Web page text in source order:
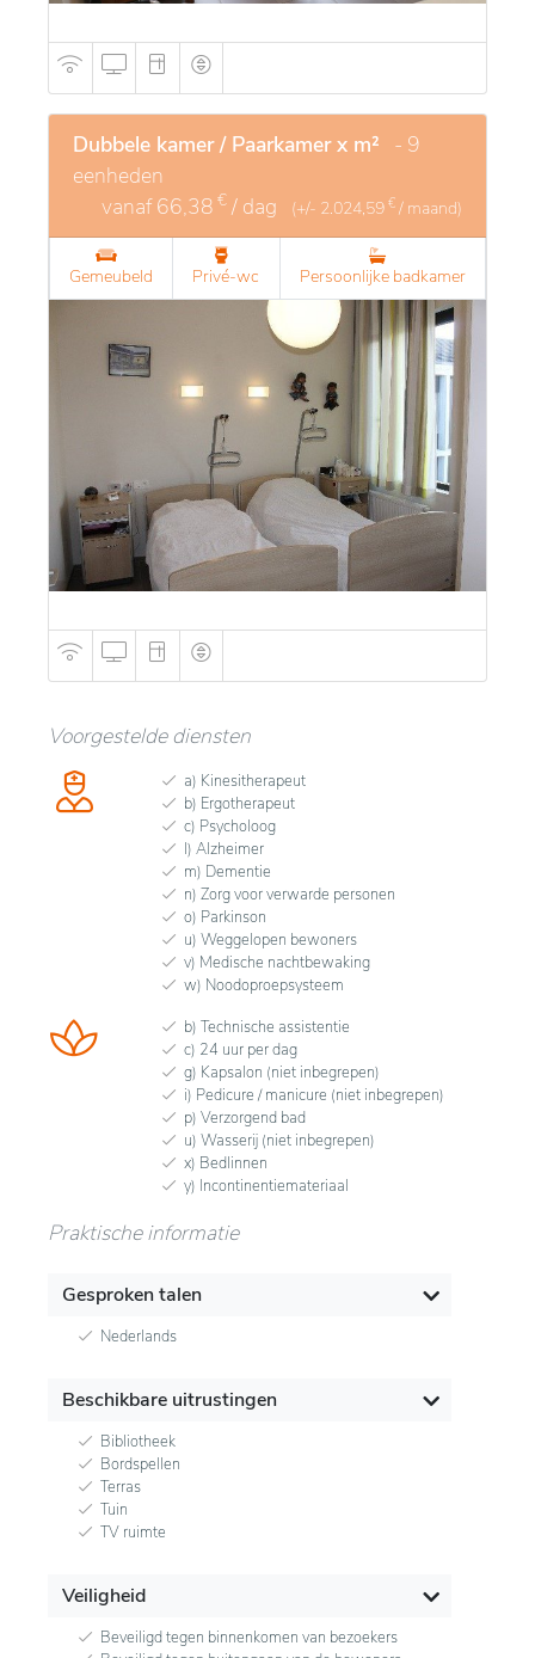
Dubbele kamer / Paarkamer x m² - 9
eenheden
vanaf66,38 € / dag (+/- 2.024,59 € / maand)
Gemeubeld Privé-wc Persoonlijke badkamer
Voorgestelde diensten
a) Kinesitherapeut
b) Ergotherapeut
c) Psycholoog
l) Alzheimer
m) Dementie
n) Zorg voor verwarde personen
o) Parkinson
u) Weggelopen bewoners
v) Medische nachtbewaking
w) Noodoproepsysteem
b) Technische assistentie
c) 24 uur per dag
g) Kapsalon (niet inbegrepen)
i) Pedicure / manicure (niet inbegrepen)
p) Verzorgend bad
u) Wasserij (niet inbegrepen)
x) Bedlinnen
y) Incontinentiemateriaal
Praktische informatie
Gesproken talen
Nederlands
Beschikbare uitrustingen
Bibliotheek
Bordspellen
Terras
Tuin
TV ruimte
Veiligheid
Beveiligd tegen binnenkomen van bezoekers